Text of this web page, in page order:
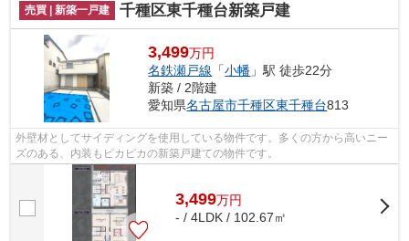
売買 | 新築一戸建 千種区東千種台新築戸建
3,499万円
名鉄瀬戸線 「小幡 」駅 徒歩22分
新築 / 2階建
愛知県名古屋市千種区東千種台813
外壁材としてサイディングを使用している物件です。多くの方から高いニー
ズのある、内装もピカピカの新築戸建ての物件です。
3,499万円
- / 4LDK / 102.67㎡